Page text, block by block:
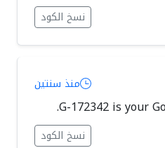
نسخ الكود
منذ سنتين
G-172342 is your
نسخ الكود